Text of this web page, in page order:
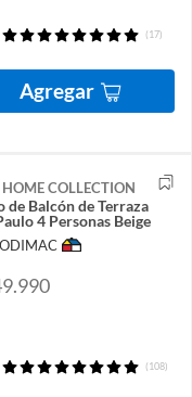
(17)
Agregar
HOME COLLECTION
de Balcón de Terraza
4 Personas Beige
(108)